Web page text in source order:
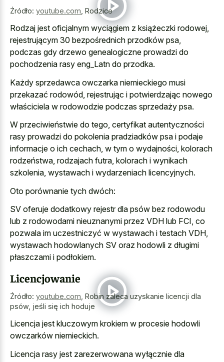
Źródło: youtube.com Rodzice
Rodzaj jest oficjalnym wyciągiem z książeczki rodowej,
rejestrującym 30 bezpośrednich przodków psa,
podczas gdy drzewo genealogiczne prowadzi do
pochodzenia rasy eng_Latn do przodka.
Każdy sprzedawca owczarka niemieckiego musi
przekazać rodowód, rejestrując i potwierdzając nowego
właściciela w rodowodzie podczas sprzedaży psa.
W przeciwieństwie do tego, certyfikat autentyczności
rasy prowadzi do pokolenia pradziadków psa i podaje
informacje o ich cechach, w tym o wydajności, kolorach
rodzeństwa, rodzajach futra, kolorach i wynikach
szkolenia, wystawach i wydarzeniach licencyjnych.
Oto porównanie tych dwóch:
SV oferuje dodatkowy rejestr dla psów bez rodowodu
lub z rodowodami nieuznanymi przez VDH lub FCI, co
pozwala im uczestniczyć w wystawach i testach VDH,
wystawach hodowlanych SV oraz hodowli z długimi
płaszczami i podłokiem.
Licencjowanie
Źródło: youtube.com Robin zaleca uzyskanie licencji dla
psów, jeśli się ich hoduje
Licencja jest kluczowym krokiem w procesie hodowli
owczarków niemieckich.
Licencja rasy jest zarezerwowana wyłącznie dla